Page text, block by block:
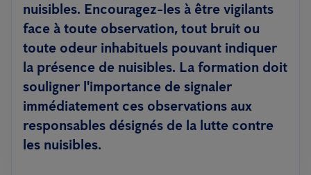
nuisibles. Encouragez-les à être vigilants
face à toute observation, tout bruit ou
toute odeur inhabituels pouvant indiquer
la présence de nuisibles. La formation doit
souligner l'importance de signaler
immédiatement ces observations aux
responsables désignés de la lutte contre
les nuisibles.